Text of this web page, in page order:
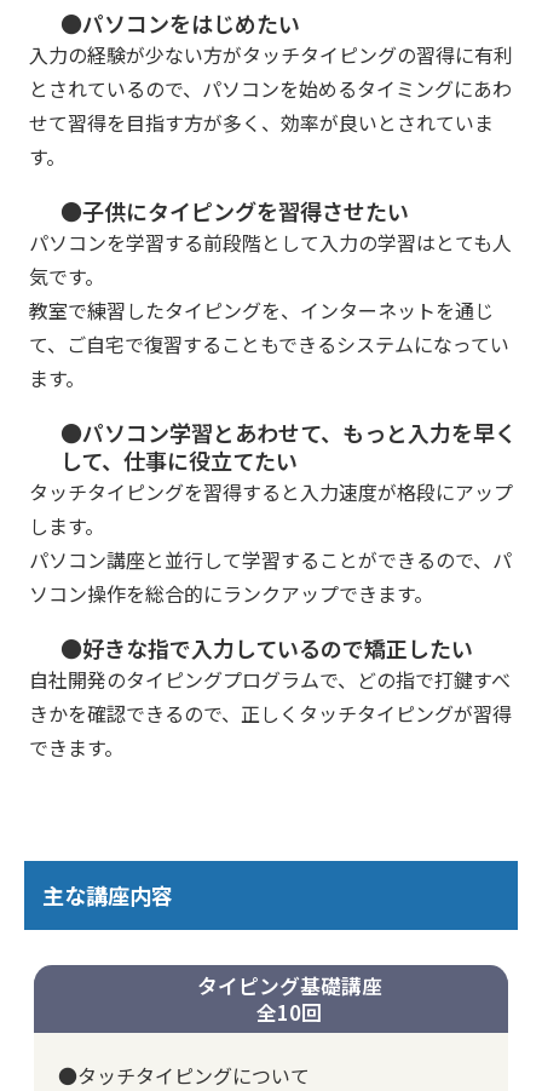
●パソコンをはじめたい
入力の経験が少ない方がタッチタイピングの習得に有利
とされているので、パソコンを始めるタイミングにあわ
せて習得を目指す方が多く、効率が良いとされていま
す。
●子供にタイピングを習得させたい
パソコンを学習する前段階として入力の学習はとても人
気です。
教室で練習したタイピングを、インターネットを通じ
て、ご自宅で復習することもできるシステムになってい
ます。
●パソコン学習とあわせて、もっと入力を早く
して、仕事に役立てたい
タッチタイピングを習得すると入力速度が格段にアップ
します。
パソコン講座と並行して学習することができるので、パ
ソコン操作を総合的にランクアップできます。
●好きな指で入力しているので矯正したい
自社開発のタイピングプログラムで、どの指で打鍵すべ
きかを確認できるので、正しくタッチタイピングが習得
できます。
主な講座内容
タイピング基礎講座
全10回
●タッチタイピングについて